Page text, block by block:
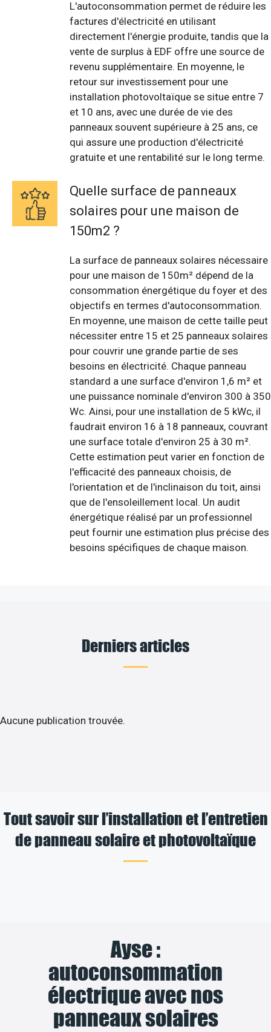
L'autoconsommation permet de réduire les
factures d'électricité en utilisant
directement l'énergie produite, tandis que la
vente de surplus à EDF offre une source de
revenu supplémentaire. En moyenne, le
retour sur investissement pour une
installation photovoltaïque se situe entre 7
et 10 ans, avec une durée de vie des
panneaux souvent supérieure à 25 ans, ce
qui assure une production d'électricité
gratuite et une rentabilité sur le long terme.
Quelle surface de panneaux
solaires pour une maison de
150m2 ?
La surface de panneaux solaires nécessaire
pour une maison de 150m² dépend de la
consommation énergétique du foyer et des
objectifs en termes d'autoconsommation.
En moyenne, une maison de cette taille peut
nécessiter entre 15 et 25 panneaux solaires
pour couvrir une grande partie de ses
besoins en électricité. Chaque panneau
standard a une surface d'environ 1,6 m² et
une puissance nominale d'environ 300 à 350
Wc. Ainsi, pour une installation de 5 kWc, il
faudrait environ 16 à 18 panneaux, couvrant
une surface totale d'environ 25 à 30 m².
Cette estimation peut varier en fonction de
l'efficacité des panneaux choisis, de
l'orientation et de l'inclinaison du toit, ainsi
que de l'ensoleillement local. Un audit
énergétique réalisé par un professionnel
peut fournir une estimation plus précise des
besoins spécifiques de chaque maison.
Derniers articles
Aucune publication trouvée.
Tout savoir sur l’installation et l’entretien
de panneau solaire et photovoltaïque
Ayse :
autoconsommation
électrique avec nos
panneaux solaires